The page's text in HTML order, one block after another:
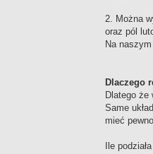
2. Można
oraz pól
Na
Dlaczego
Dlatego że
Same
mieć
Ile